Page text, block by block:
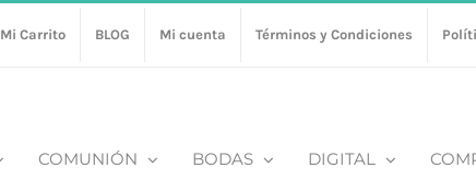
Mi Carrito BLOG Mi cuenta Términos y Condiciones
COMUNIÓN BODAS DIGITAL